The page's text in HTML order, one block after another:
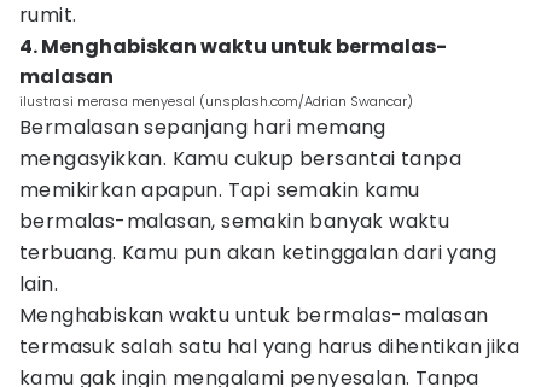
rumit.
4. Menghabiskan waktu untuk bermalas-
malasan
ilustrasi merasa menyesal (unsplash.com/Adrian Swancar)
Bermalasan sepanjang hari memang
mengasyikkan. Kamu cukup bersantai tanpa
memikirkan apapun. Tapi semakin kamu
bermalas-malasan, semakin banyak waktu
terbuang. Kamu pun akan ketinggalan dari yang
lain.
Menghabiskan waktu untuk bermalas-malasan
termasuk salah satu hal yang harus dihentikan jika
kamu gak ingin mengalami penyesalan. Tanpa